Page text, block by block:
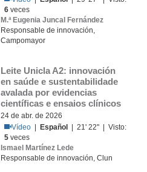
6 veces
M.ª Eugenia Juncal Fernández
Responsable de innovación,
Campomayor
Leite Unicla A2: innovación
en saúde e sustentabilidade
avalada por evidencias
científicas e ensaios clínicos
24 de abr. de 2026
Vídeo
Español
| 21' 22'' | Visto:
5 veces
Ismael Martínez Lede
Responsable de innovación, Clun